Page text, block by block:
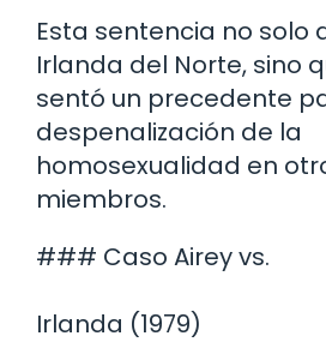
Esta sentencia no solo
Irlanda del Norte, sino
sentó un precedente
despenalización de la
homosexualidad en
miembros.
### Caso Airey vs.
Irlanda (1979)